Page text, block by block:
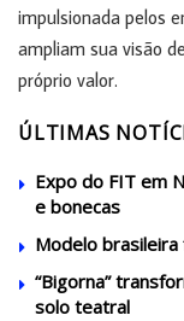
impulsionada pelos
ampliam sua visão
próprio valor.
ÚLTIMAS
Expo do FIT em
e bonecas
Modelo brasileira
“Bigorna”
solo teatral